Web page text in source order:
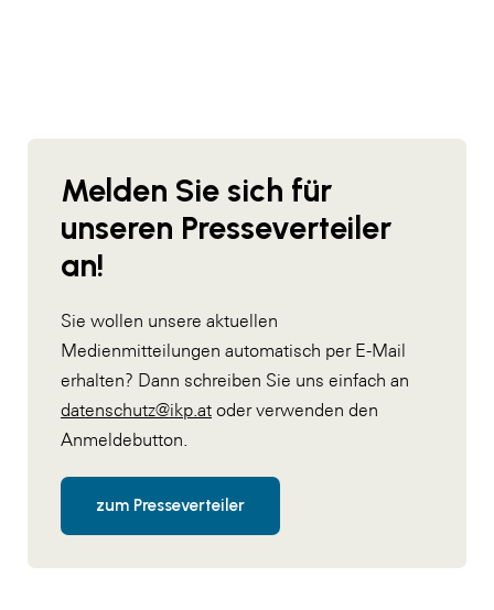
Melden Sie sich für
unseren Presseverteiler
an!
Sie wollen unsere aktuellen
Medienmitteilungen automatisch per E-Mail
erhalten? Dann schreiben Sie uns einfach an
datenschutz@ikp.at oder verwenden den
Anmeldebutton.
zum Presseverteiler